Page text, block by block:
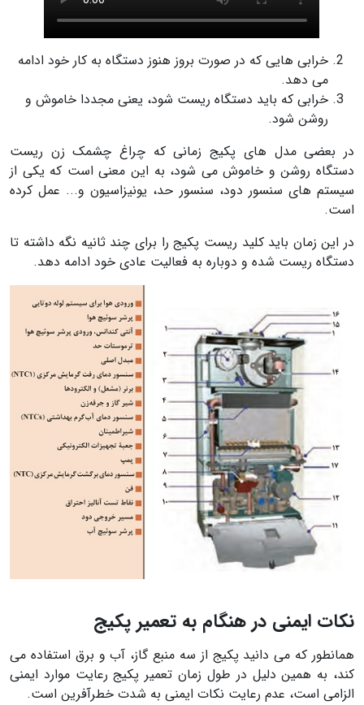
خرابی هایی که در صورت بروز هنوز دستگاه به کار خود ادامه
می دهد.
خرابی که باید دستگاه ریست شود، یعنی مجددا خاموش و
روشن شود.
در بعضی مدل های پکیج زمانی که چراغ چشمک زن ریست
دستگاه روشن و خاموش می شود، به این معنی است که یکی از
سیستم های سنسور دود، سنسور حد، یونیزاسیون و... عمل کرده
است.
در این زمان باید کلید ریست پکیج را برای چند ثانیه نگه داشته تا
دستگاه ریست شده و دوباره به فعالیت عادی خود ادامه دهد.
نکات ایمنی در هنگام به تعمیر پکیج
همانطور که می دانید پکیج از سه منبع گاز، آب و برق استفاده می
کند، به همین دلیل در طول زمان تعمیر پکیج رعایت موارد ایمنی
الزامی است، عدم رعایت نکات ایمنی به شدت خطرآفرین است.